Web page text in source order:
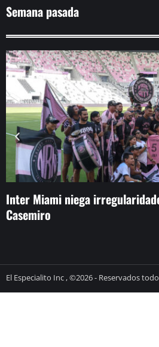
Semana pasada
Inter Miami niega
Casemiro
El Especialito Inc , ©2026 - Reservados